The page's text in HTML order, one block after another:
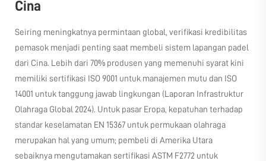
Cina
Seiring meningkatnya permintaan global, verifikasi kredibilitas
pemasok menjadi penting saat membeli sistem lapangan padel
dari Cina. Lebih dari 70% produsen yang memenuhi syarat kini
memiliki sertifikasi ISO 9001 untuk manajemen mutu dan ISO
14001 untuk tanggung jawab lingkungan (Laporan Infrastruktur
Olahraga Global 2024). Untuk pasar Eropa, kepatuhan terhadap
standar keselamatan EN 15367 untuk permukaan olahraga
merupakan hal yang umum; pembeli di Amerika Utara
sebaiknya mengutamakan sertifikasi ASTM F2772 untuk